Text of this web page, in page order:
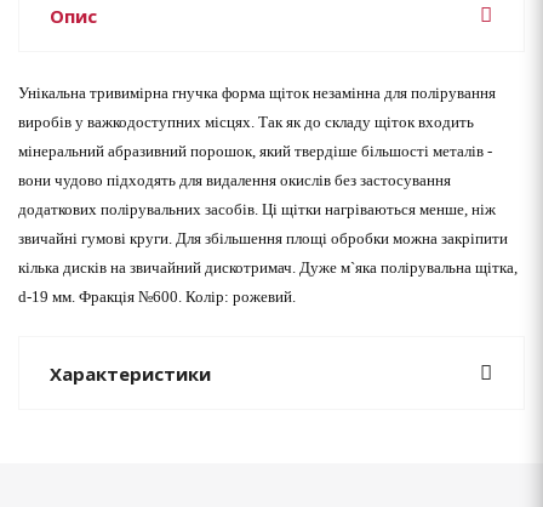
Опис
Унікальна тривимірна гнучка форма щіток незамінна для полірування
виробів у важкодоступних місцях. Так як до складу щіток входить
мінеральний абразивний порошок, який твердіше більшості металів -
вони чудово підходять для видалення окислів без застосування
додаткових полірувальних засобів. Ці щітки нагріваються менше, ніж
звичайні гумові круги. Для збільшення площі обробки можна закріпити
кілька дисків на звичайний дискотримач. Дуже м`яка полірувальна щітка,
d-19 мм. Фракція №600. Колір: рожевий.
Характеристики